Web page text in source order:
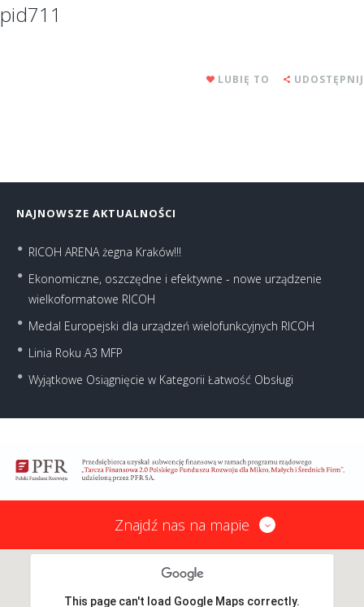
pid711
LUBIĘ TO UDOSTĘPNIJ
NAJNOWSZE AKTUALNOŚCI
RICOH ARENA żegna Kraków!!!
Ekonomiczne, oszczędne i efektywne - nowe urządzenie
wielkoformatowe RICOH
Medal Europejski dla urządzeń wielofunkcyjnych RICOH
Linia Roku A3 MFP
Wyjątkowe Osiągnięcie w Kategorii Łatwość Obsługi
Znajdź nas na mapie
This page can't load Google Maps correctly.